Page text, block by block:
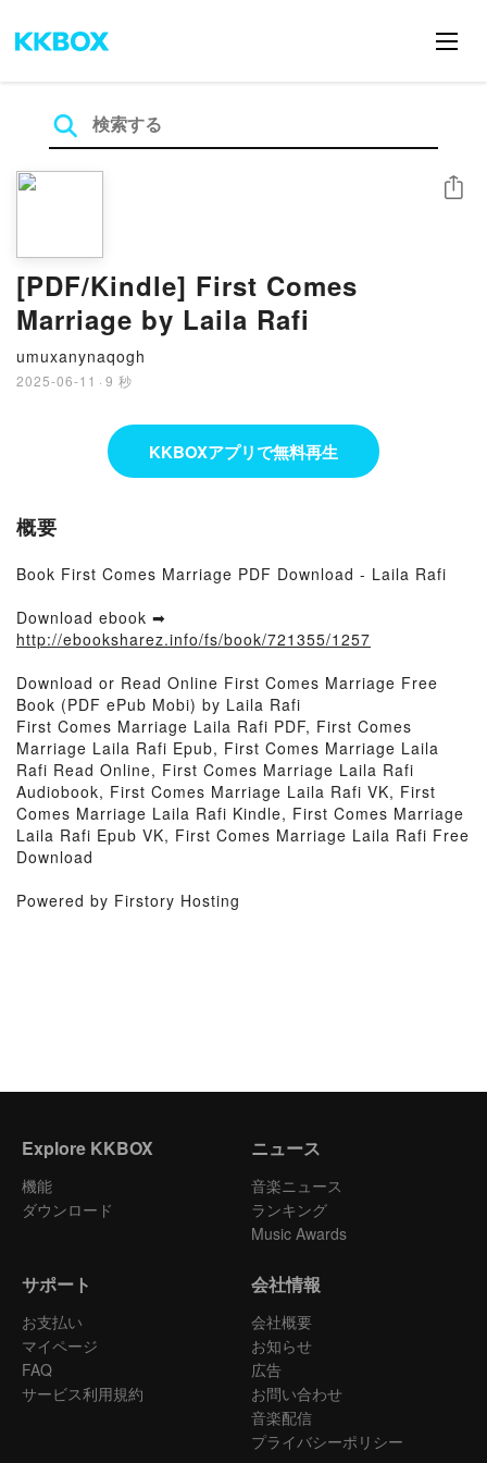
[PDF/Kindle] First Comes
Marriage by Laila Rafi
umuxanynaqogh
2025-06-11 · 9 秒
シェア
KKBOXアプリで無料再生
概要
Book First Comes Marriage PDF Download - Laila Rafi
Download ebook ➡
http://ebooksharez.info/fs/book/721355/1257
Download or Read Online First Comes Marriage Free
Book (PDF ePub Mobi) by Laila Rafi
First Comes Marriage Laila Rafi PDF, First Comes
Marriage Laila Rafi Epub, First Comes Marriage Laila
Rafi Read Online, First Comes Marriage Laila Rafi
Audiobook, First Comes Marriage Laila Rafi VK, First
Comes Marriage Laila Rafi Kindle, First Comes Marriage
Laila Rafi Epub VK, First Comes Marriage Laila Rafi Free
Download
Powered by Firstory Hosting
Explore KKBOX
機能
ダウンロード
ニュース
音楽ニュース
ランキング
Music Awards
サポート
お支払い
マイページ
FAQ
サービス利用規約
会社情報
会社概要
お知らせ
広告
お問い合わせ
音楽配信
プライバシーポリシー